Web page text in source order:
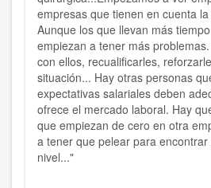
empresas que tienen en cuenta
Aunque los que llevan más
empiezan a tener más
con ellos, recualificarles,
situación... Hay otras personas
expectativas salariales deben
ofrece el mercado laboral. Hay
que empiezan de cero en otra
a tener que pelear para
nivel..."